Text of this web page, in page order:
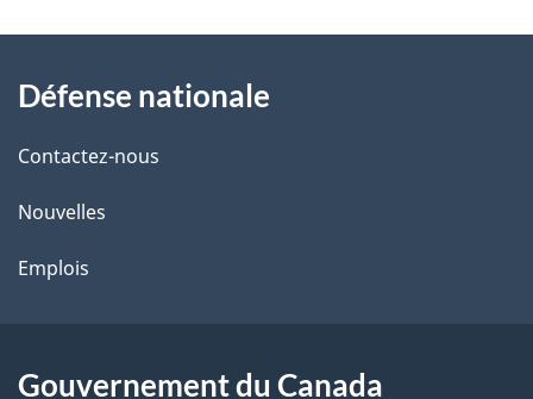
propos
de
ce
site
Défense nationale
Contactez-nous
Nouvelles
Emplois
Gouvernement du Canada